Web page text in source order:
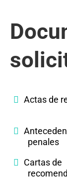
Actas de
penales
Cartas de